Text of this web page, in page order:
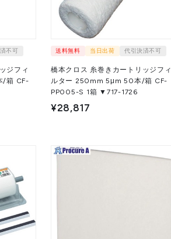
不可
ジフィ
/箱 CF-
送料無料 当日出荷 代引決済不可
橋本クロス 糸巻きカートリッジフィ
ルター 250mm 5μm 50本/箱 CF-
PP005-S 1箱 ▼717-1726
¥28,817